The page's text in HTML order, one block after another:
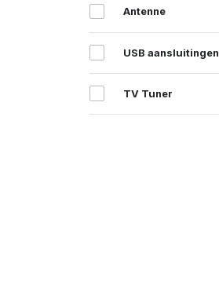
Antenne
USB aansluitingen
TV Tuner